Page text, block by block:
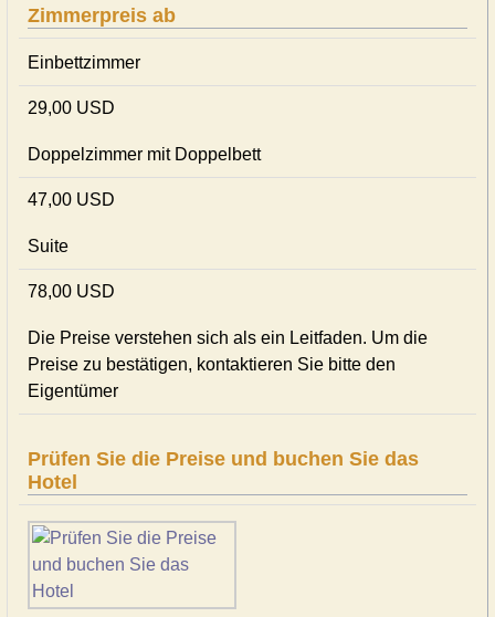
Zimmerpreis ab
Einbettzimmer
29,00 USD
Doppelzimmer mit Doppelbett
47,00 USD
Suite
78,00 USD
Die Preise verstehen sich als ein Leitfaden. Um die
Preise zu bestätigen, kontaktieren Sie bitte den
Eigentümer
Prüfen Sie die Preise und buchen Sie das
Hotel